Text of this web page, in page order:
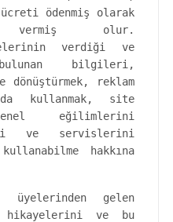
ücreti ödenmiş olarak
vermiş olur.
verdiği ve
bilgileri,
reklam
kullanmak, site
eğilimlerini
ve servislerini
hakkına
üyelerinden gelen
ve bu